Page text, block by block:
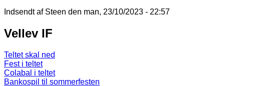
Indsendt af Steen den man, 23/10/2023 - 22:57
Vellev IF
Teltet skal ned
Fest i teltet
Colabal i teltet
Bankospil til sommerfesten